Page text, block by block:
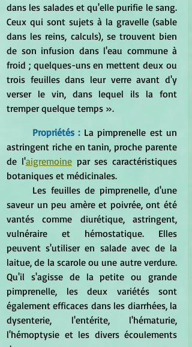
dans les salades et qu'elle purifie le sang.
Ceux qui sont sujets à la gravelle (sable
dans les reins, calculs), se trouvent bien
de son infusion dans l'eau commune à
froid ; quelques-uns en mettent deux ou
trois feuilles dans leur verre avant d'y
verser le vin, dans lequel ils la font
tremper quelque temps ».
Propriétés : La pimprenelle est un
astringent riche en tanin, proche parente
de l'aigremoine par ses caractéristiques
botaniques et médicinales.
saveur un peu amère et poivrée, ont été
vantés comme diurétique, astringent,
vulnéraire et hémostatique. Elles
peuvent s'utiliser en salade avec de la
laitue, de la scarole ou une autre verdure.
Qu'il s'agisse de la petite ou grande
pimprenelle, les deux variétés sont
également efficaces dans les diarrhées, la
dysenterie, l'entérite, l'hématurie,
l'hémoptysie et les divers écoulements